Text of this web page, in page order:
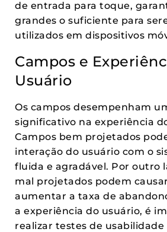
de entrada para toque,
grandes o suficiente para
utilizados em dispositivos
Campos e
Usuário
Os campos desempenham
significativo na experiência
Campos bem projetados
interação do usuário com o
fluida e agradável. Por outro
mal projetados podem
aumentar a taxa de
a experiência do usuário, é
realizar testes de usabilidade